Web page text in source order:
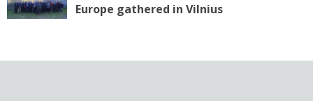
Europe gathered in Vilnius